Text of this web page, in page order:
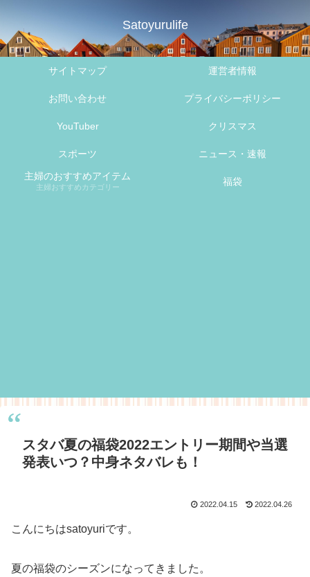
Satoyurulife
サイトマップ 運営者情報
お問い合わせ プライバシーポリシー
YouTuber クリスマス
スポーツ
ニュース・速報
主婦のおすすめアイテム
主婦おすすめカテゴリー 福袋
スタバ夏の福袋2022エントリー期間や当選
発表いつ？中身ネタバレも！
2022.04.15 2022.04.26
こんにちはsatoyuriです。
夏の福袋のシーズンになってきました。